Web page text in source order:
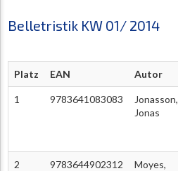
Belletristik KW 01/ 2014
Platz EAN Autor
1 9783641083083
Jonasson,
Jonas
2 9783644902312
Moyes,